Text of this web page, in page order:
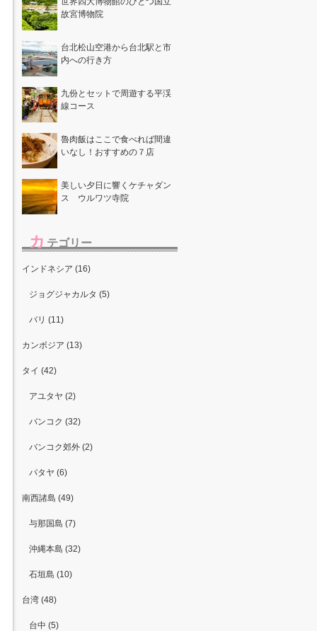
故宮博物院
台北松山空港から台北駅と市
内への行き方
九份とセットで周遊する平渓
線コース
魯肉飯はここで食べれば間違
いなし！おすすめの７店
美しい夕日に響くケチャダン
ス ウルワツ寺院
カ テゴリー
インドネシア (16)
ジョグジャカルタ (5)
バリ (11)
カンボジア (13)
タイ (42)
アユタヤ (2)
バンコク (32)
バンコク郊外 (2)
パタヤ (6)
南西諸島 (49)
与那国島 (7)
沖縄本島 (32)
石垣島 (10)
台湾 (48)
台中 (5)